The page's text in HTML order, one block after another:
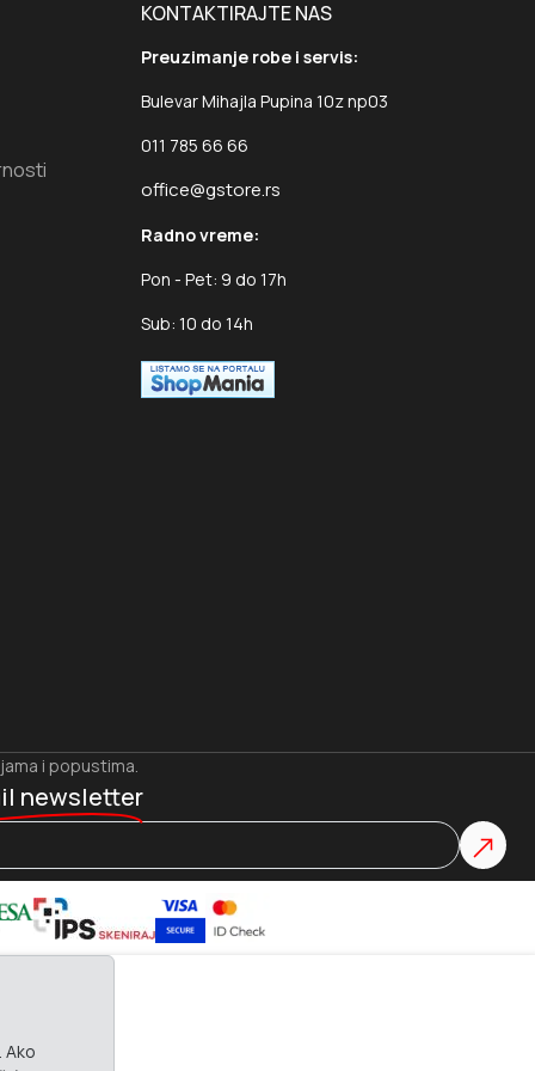
KONTAKTIRAJTE NAS
Preuzimanje robe i servis:
Bulevar Mihajla Pupina 10z np03
011 785 66 66
office@gstore.rs
Radno vreme:
Pon - Pet: 9 do 17h
Sub: 10 do 14h
i popustima.
newsletter